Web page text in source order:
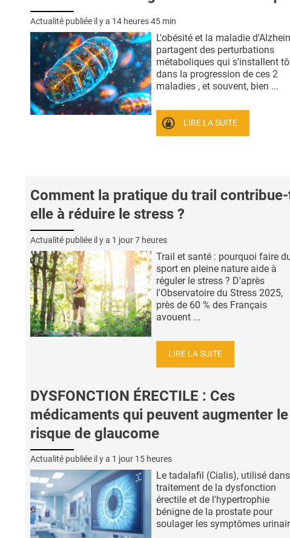
Actualité publiée il y a 14 heures 45 min
L'obésité et la maladie
partagent des perturbations
métaboliques qui s'installent
dans la progression de ces 2
maladies , et souvent, bien ...
LIRE LA SUITE
Comment la pratique du trail
elle à réduire le stress ?
Actualité publiée il y a 1 jour 7 heures
Trail et santé : pourquoi faire
sport en pleine nature aide à
réguler le stress ? D'après
l'Observatoire du Stress 2025,
près de 60 % des Français
avouent ...
LIRE LA SUITE
DYSFONCTION ÉRECTILE : Ces
médicaments qui peuvent augmenter le
risque de glaucome
Actualité publiée il y a 1 jour 15 heures
Le tadalafil (Cialis), utilisé
traitement de la dysfonction
érectile et de l'hypertrophie
bénigne de la prostate pour
soulager les symptômes